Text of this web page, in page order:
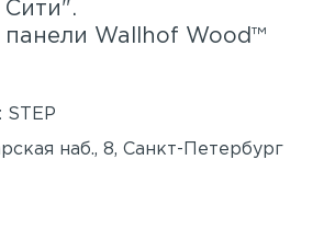
панели Wallhof Wood™
STEP
наб., 8, Санкт-Петербург